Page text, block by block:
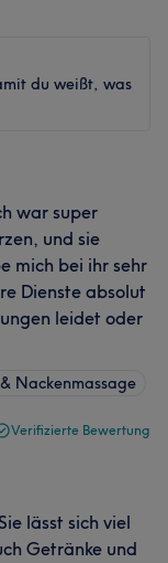
du weißt, was
war super
und sie
mich bei ihr sehr
Dienste absolut
leidet oder
Nackenmassage
Verifizierte Bewertung
lässt sich viel
Getränke und